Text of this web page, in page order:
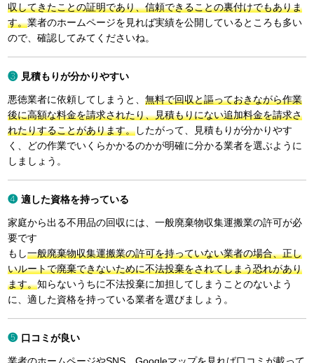
収してきたことの証明であり、信頼できることの裏付けでもありま
す。業者のホームページを見れば実績を公開しているところも多い
ので、確認してみてくださいね。
見積もりが分かりやすい
悪徳業者に依頼してしまうと、無料で回収と謳っておきながら作業
後に高額な料金を請求されたり、見積もりにない追加料金を請求さ
れたりすることがあります。したがって、見積もりが分かりやす
く、どの作業でいくらかかるのかが明確に分かる業者を選ぶように
しましょう。
適した資格を持っている
家庭から出る不用品の回収には、一般廃棄物収集運搬業の許可が必
要です
もし一般廃棄物収集運搬業の許可を持っていない業者の場合、正し
いルートで廃棄できないために不法投棄をされてしまう恐れがあり
ます。知らないうちに不法投棄に加担してしまうことのないよう
に、適した資格を持っている業者を選びましょう。
口コミが良い
業者のホームページやSNS、Googleマップを見れば口コミが載って